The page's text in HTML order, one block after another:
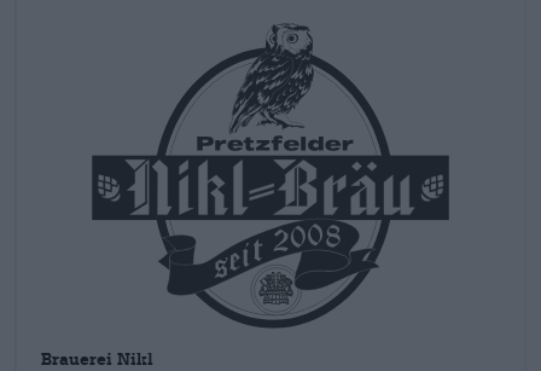
de ambitieuze brouwer voor zijn inzet. En voor het
voortreffelijke bier dat de hopkunstenaar blijkbaar erbij
brouwt. Met perfect vakmanschap brouwt Mike klassiekers
of zijn donkereMichala Kellerbier
ook in Frankisch Zwitserland worden experimenten
uitgevoerd. Zo ontstaan favorieten alsOld Django
Village Bock.
Brauerei Nikl